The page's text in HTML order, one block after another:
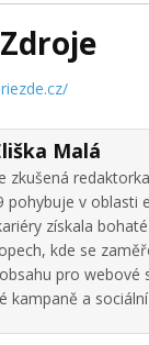
Malá
zkušená
pohybuje v oblasti
získala
kde se
pro webové
kampaně a